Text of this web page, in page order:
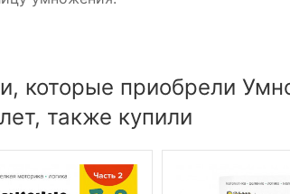
которые приобрели
также купили